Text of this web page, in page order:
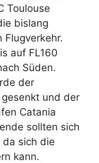
Toulouse
bislang
Flugverkehr.
auf FL160
Süden.
der
und der
Catania
sollten sich
sich die
kann.